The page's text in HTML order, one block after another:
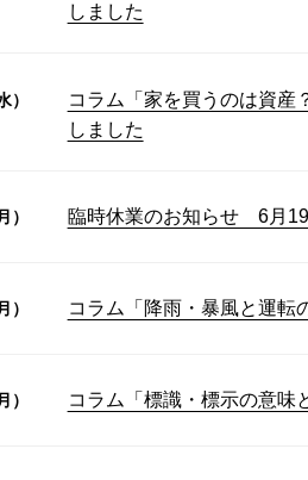
しました
）
コラム「家を買うのは資
しました
） 臨時休業のお知らせ 6月19
） コラム「降雨・暴風と運転
） コラム「標識・標示の意味